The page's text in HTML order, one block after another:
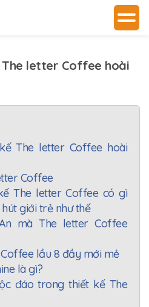
letter Coffee hoài
The letter Coffee hoài
Coffee
The letter Coffee có gì
giới trẻ như thế
mà The letter Coffee
lầu 8 đầy mới mẻ
là gì?
đáo trong thiết kế The